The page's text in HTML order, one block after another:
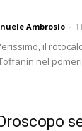
Ambrosio -
il
nel